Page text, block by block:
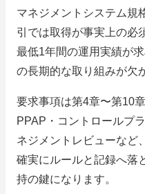
マネジメントシステム規
引では取得が事実上の必
最低1年間の運用実績が
の長期的な取り組みが欠
要求事項は第4章〜第10
PPAP・コントロールプ
ネジメントレビューなど
確実にルールと記録へ落
持の鍵になります。